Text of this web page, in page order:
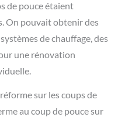
de pouce étaient
On pouvait obtenir des
de chauffage, des
une rénovation
sur les coups de
au coup de pouce sur